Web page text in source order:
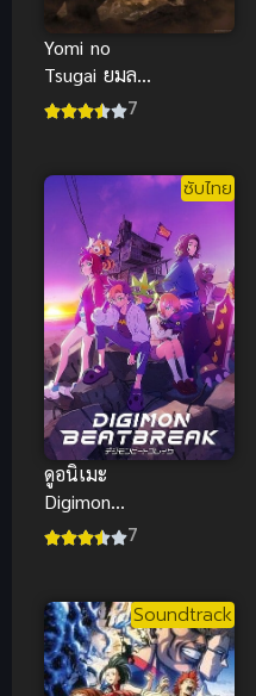
Yomi no
Tsugai ยมล
แห่งยมโลก7
ซับไทย
ดูอนิเมะ
Digimon
Beatbreak ดิ
พากย์ไทย/ซับ
ไทย
7
Soundtrack